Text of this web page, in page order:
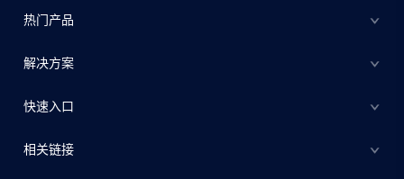
热门产品
解决方案
快速入口
相关链接